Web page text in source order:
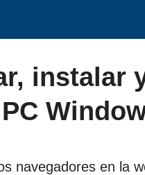
instalar
navegadores en la